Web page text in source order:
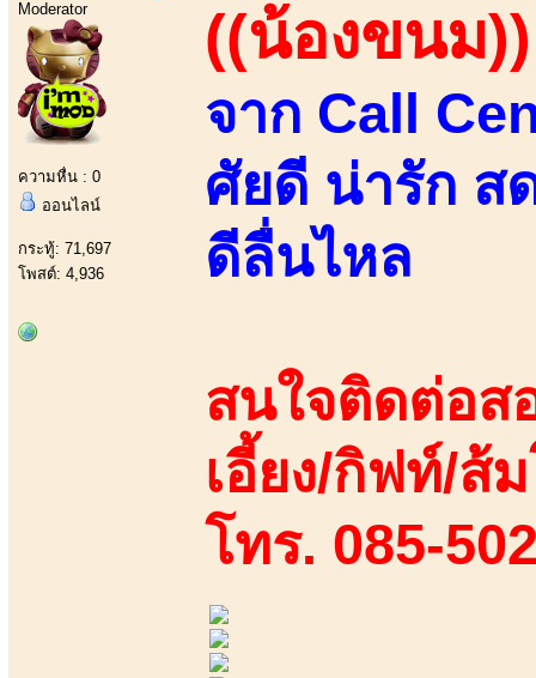
Moderator
ความหื่น : 0
ออนไลน์
กระทู้: 71,697
โพสต์: 4,936
((น้องขนม))
จาก Call
ศัยดี น่ารัก ส
ดีลื่นไหล
สนใจติดต่อส
เอี้ยง/กิฟท์/ส้
โทร. 085-